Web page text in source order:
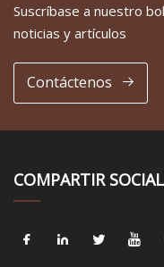
Suscríbase a nuestro
noticias y artículos
Contáctenos
COMPARTIR SOCIAL